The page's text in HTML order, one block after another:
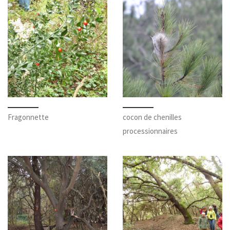
Fragonnette
cocon de chenilles
processionnaires